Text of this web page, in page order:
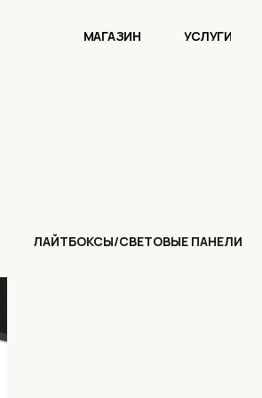
МАГАЗИН УСЛУГИ
ЛАЙТБОКСЫ/СВЕТОВЫЕ ПАНЕЛИ